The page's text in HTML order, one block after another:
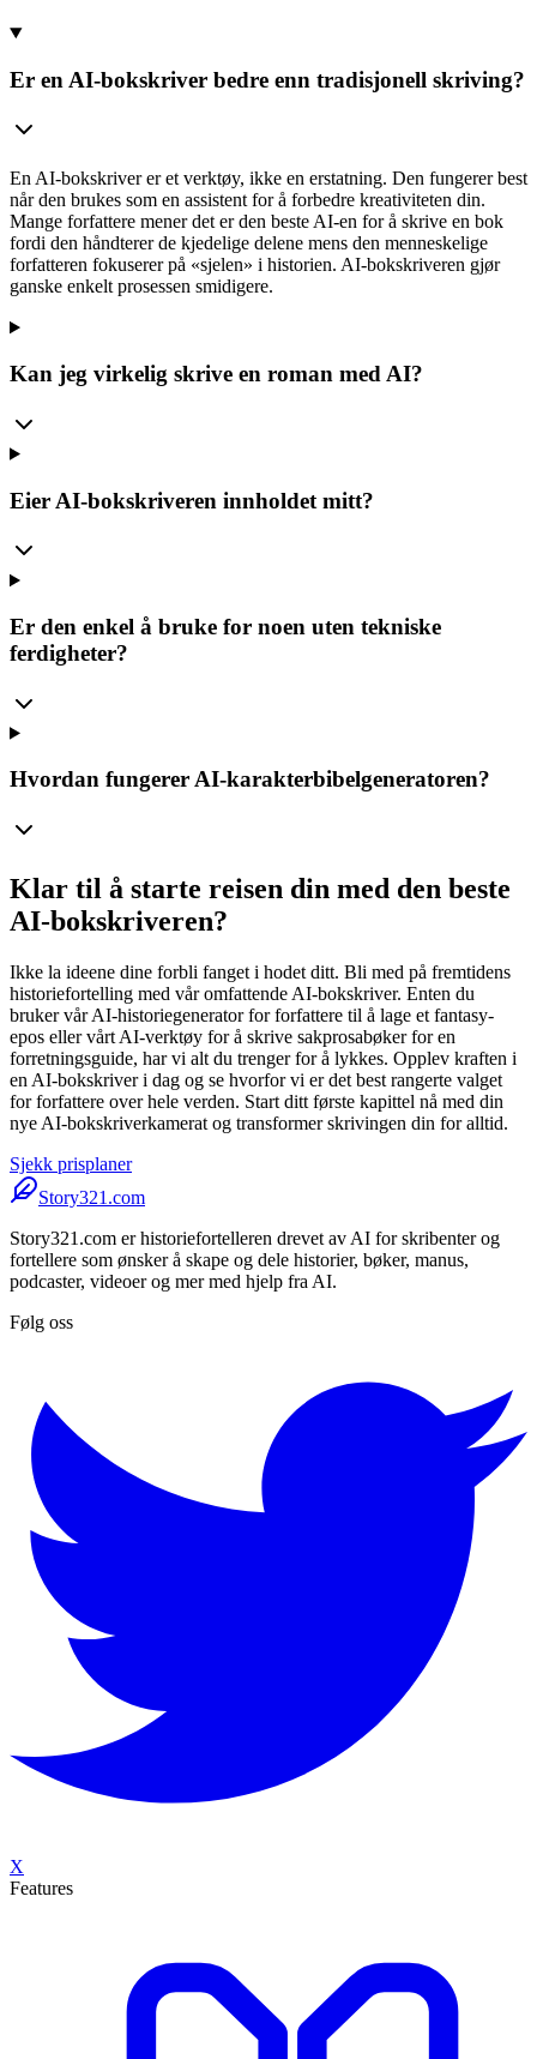
Er en AI-bokskriver bedre enn tradisjonell skriving?
En AI-bokskriver er et verktøy, ikke en erstatning. Den fungerer best
når den brukes som en assistent for å forbedre kreativiteten din.
Mange forfattere mener det er den beste AI-en for å skrive en bok
fordi den håndterer de kjedelige delene mens den menneskelige
forfatteren fokuserer på «sjelen» i historien. AI-bokskriveren gjør
ganske enkelt prosessen smidigere.
Kan jeg virkelig skrive en roman med AI?
Eier AI-bokskriveren innholdet mitt?
Er den enkel å bruke for noen uten tekniske
ferdigheter?
Hvordan fungerer AI-karakterbibelgeneratoren?
Klar til å starte reisen din med den beste
AI-bokskriveren?
Ikke la ideene dine forbli fanget i hodet ditt. Bli med på fremtidens
historiefortelling med vår omfattende AI-bokskriver. Enten du
bruker vår AI-historiegenerator for forfattere til å lage et fantasy-
epos eller vårt AI-verktøy for å skrive sakprosabøker for en
forretningsguide, har vi alt du trenger for å lykkes. Opplev kraften i
en AI-bokskriver i dag og se hvorfor vi er det best rangerte valget
for forfattere over hele verden. Start ditt første kapittel nå med din
nye AI-bokskriverkamerat og transformer skrivingen din for alltid.
Sjekk prisplaner
Story321.com
Story321.com er historiefortelleren drevet av AI for skribenter og
fortellere som ønsker å skape og dele historier, bøker, manus,
podcaster, videoer og mer med hjelp fra AI.
Følg oss
X
Features